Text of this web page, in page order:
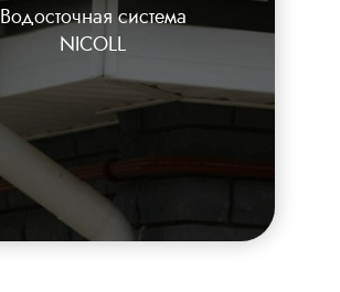
Водосточная система
NICOLL
Каталог